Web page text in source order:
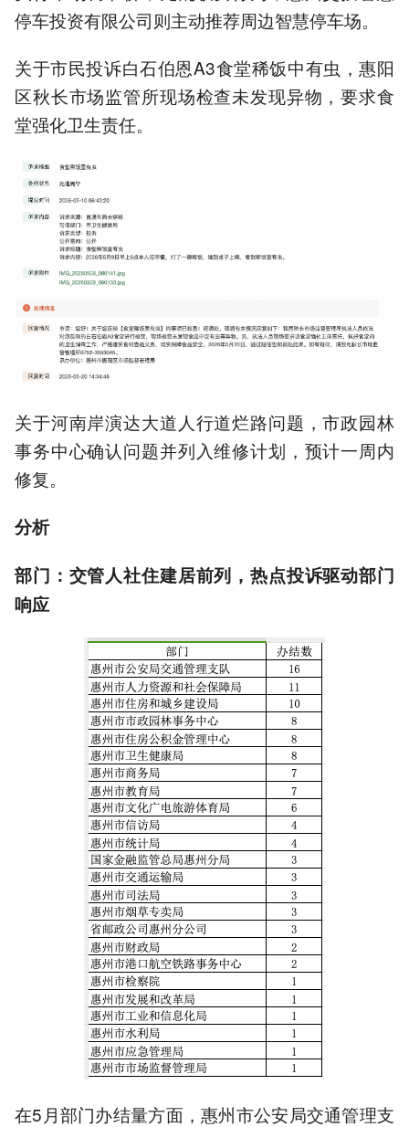
停车投资有限公司则主动推荐周边智慧停车场。
关于市民投诉白石伯恩A3食堂稀饭中有虫，惠阳
区秋长市场监管所现场检查未发现异物，要求食
堂强化卫生责任。
关于河南岸演达大道人行道烂路问题，市政园林
事务中心确认问题并列入维修计划，预计一周内
修复。
分析
部门：交管人社住建居前列，热点投诉驱动部门
响应
在5月部门办结量方面，惠州市公安局交通管理支